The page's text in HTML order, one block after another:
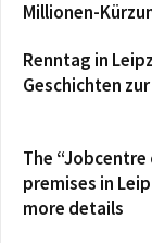
Millionen-
Renntag in
Geschichten
The
premises in
more details